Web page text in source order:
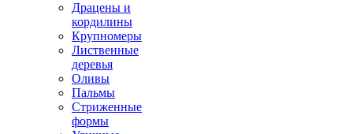
Драцены и
кордилины
Крупномеры
Лиственные
деревья
Оливы
Пальмы
Стриженные
формы